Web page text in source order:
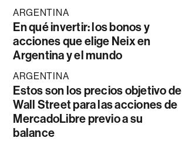
ARGENTINA
En qué invertir: los bonos y
acciones que elige Neix en
Argentina y el mundo
ARGENTINA
Estos son los precios objetivo de
Wall Street para las acciones de
MercadoLibre previo a su
balance